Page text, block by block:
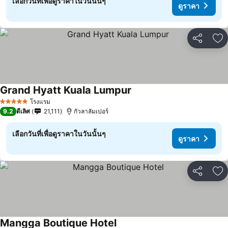
ดูราคา
แชร์ เ
5 ดาว โรงแรม
Grand Hyatt Kuala Lumpur
9.2 ดีเลิศ 21,111 กัวลาลัมเปอร์
เลือกวันที่เพื่อดูราคาในวันนั้นๆ
ดูราคา
แชร์ เ
Mangga Boutique Hotel